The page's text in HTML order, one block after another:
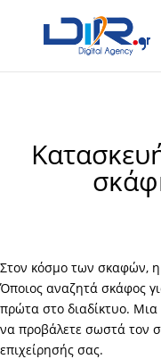
Στον κόσμο των σκαφών, η
Όποιος αναζητά σκάφος
πρώτα στο διαδίκτυο. Μια
να προβάλετε σωστά τον
επιχείρησής σας.